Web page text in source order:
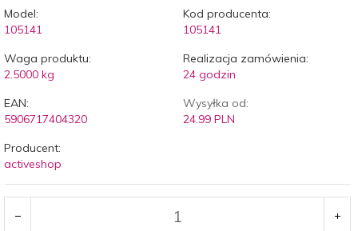
Model:
105141
Kod producenta:
105141
Waga produktu:
2.5000 kg
Realizacja zamówienia:
24 godzin
EAN:
5906717404320
Wysyłka od:
24.99 PLN
Producent:
activeshop